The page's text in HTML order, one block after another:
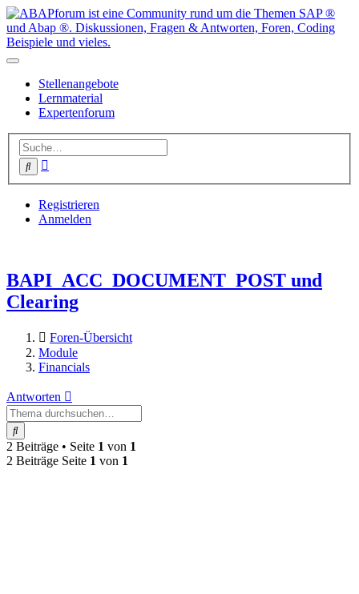
Stellenangebote
Lernmaterial
Expertenforum
Suche
Registrieren
Anmelden
BAPI_ACC_DOCUMENT_POST und
Clearing
Foren-Übersicht
Module
Financials
Antworten
Suche
2 Beiträge • Seite 1 von 1
2 Beiträge Seite 1 von 1